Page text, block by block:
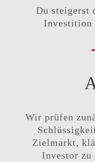
Du steigerst
Investition
Wir prüfen
Zielmarkt,
Investor zu